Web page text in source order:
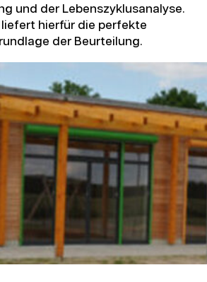
und der Lebenszyklusanalyse.
liefert hierfür die perfekte
der Beurteilung.